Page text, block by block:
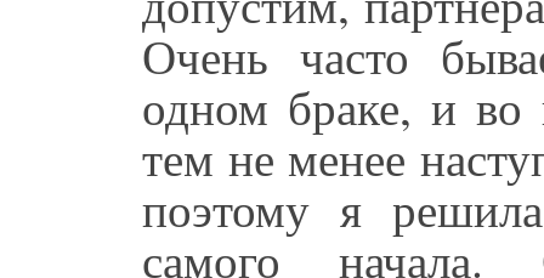
Очень часто
одном браке, и во
тем не менее
поэтому я
самого